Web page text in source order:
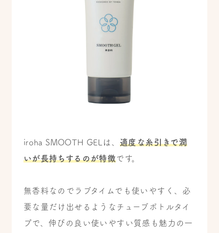
iroha SMOOTH GELは、 適度な糸引きで潤
いが長持ちするのが特徴です。
無香料なのでラブタイムでも使いやすく、必
要な量だけ出せるようなチューブボトルタイ
プで、伸びの良い使いやすい質感も魅力の一